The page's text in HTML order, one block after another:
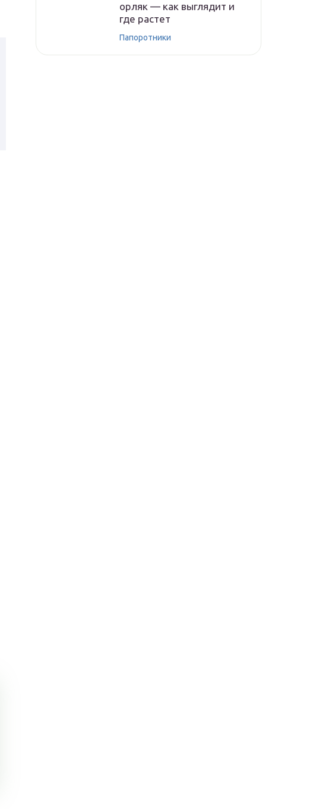
орляк — как выглядит и
где растет
Папоротники